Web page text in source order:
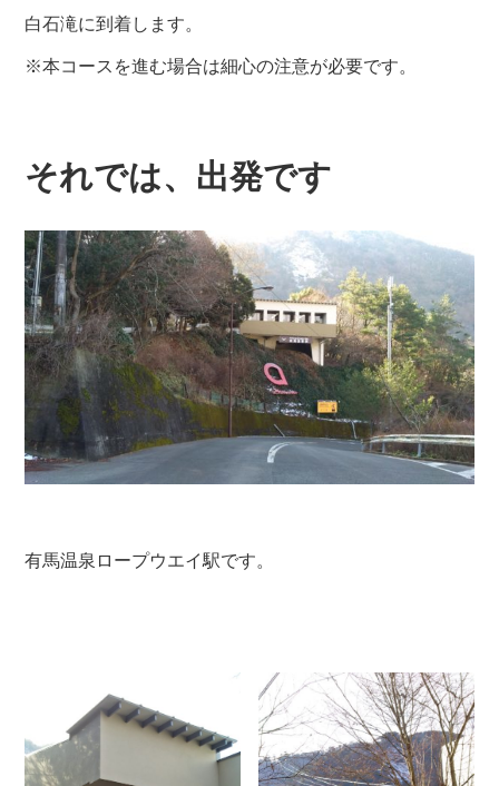
白石滝に到着します。
※本コースを進む場合は細心の注意が必要です。
それでは、出発です
有馬温泉ロープウエイ駅です。